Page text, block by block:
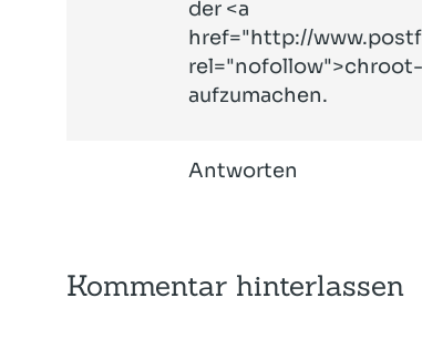
der <a
href="http://
aufzumachen.
Antworten
Kommentar hinterlassen